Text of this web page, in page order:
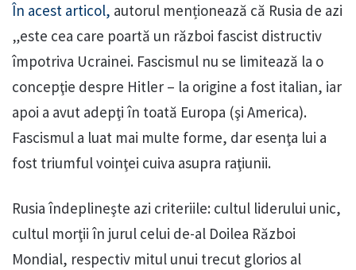
În acest articol, autorul menționează că Rusia de azi
„este cea care poartă un război fascist distructiv
împotriva Ucrainei. Fascismul nu se limitează la o
concepţie despre Hitler – la origine a fost italian, iar
apoi a avut adepţi în toată Europa (şi America).
Fascismul a luat mai multe forme, dar esenţa lui a
fost triumful voinţei cuiva asupra raţiunii.
Rusia îndeplineşte azi criteriile: cultul liderului unic,
cultul morţii în jurul celui de-al Doilea Război
Mondial, respectiv mitul unui trecut glorios al